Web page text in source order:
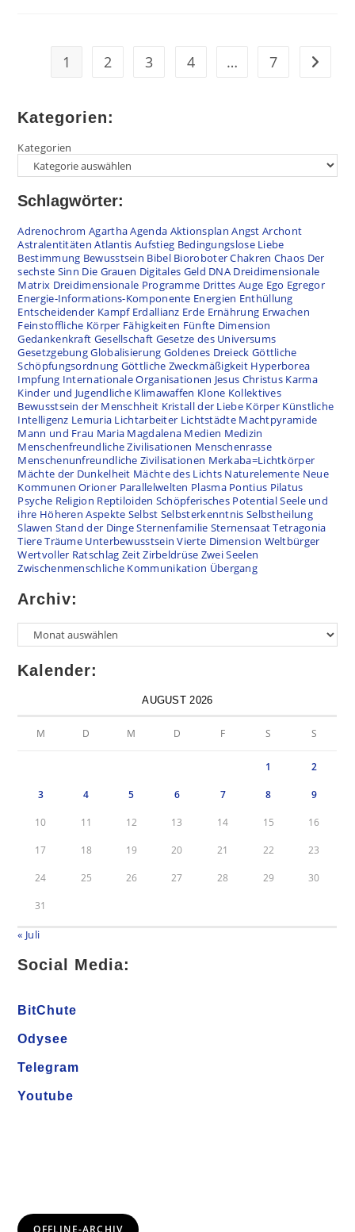
1 2 3 4 … 7 Zur
Kategorien:
Kategorien
Schlagwörter:
Adrenochrom AgarthaAgenda Aktionsplan Angst Archont
Astralentitäten Atlantis Aufstieg Bedingungslose Liebe
Bestimmung Bewusstsein Bibel BioroboterChakren Chaos Der
sechste Sinn Die Grauen Digitales Geld DNA Dreidimensionale
Matrix Dreidimensionale Programme Drittes Auge Ego Egregor
Energie-Informations-Komponente Energien Enthüllung
Entscheidender Kampf Erdallianz Erde Ernährung Erwachen
Feinstoffliche Körper Fähigkeiten Fünfte Dimension
Gedankenkraft Gesellschaft Gesetze des Universums
GesetzgebungGlobalisierung Goldenes Dreieck Göttliche
Schöpfungsordnung Göttliche Zweckmäßigkeit Hyperborea
Impfung Internationale Organisationen Jesus Christus Karma
Kinder und Jugendliche Klimawaffen Klone Kollektives
Bewusstsein der Menschheit Kristall der Liebe Körper Künstliche
Intelligenz Lemuria Lichtarbeiter Lichtstädte Machtpyramide
Mann und Frau Maria Magdalena Medien Medizin
Menschenfreundliche Zivilisationen Menschenrasse
Menschenunfreundliche Zivilisationen Merkaba=Lichtkörper
Mächte der Dunkelheit Mächte des Lichts Naturelemente Neue
Kommunen Orioner Parallelwelten Plasma Pontius Pilatus
Psyche Religion Reptiloiden Schöpferisches PotentialSeele und
ihre Höheren Aspekte Selbst Selbsterkenntnis Selbstheilung
Slawen Stand der DingeSternenfamilie SternensaatTetragonia
TiereTräume Unterbewusstsein Vierte Dimension Weltbürger
Wertvoller Ratschlag ZeitZirbeldrüse Zwei Seelen
Zwischenmenschliche Kommunikation Übergang
Archiv:
Archiv
Kalender:
AUGUST 2026
M D M D F S S
1 2
3 4 5 6 7 8 9
10 11 12 13 14 15 16
17 18 19 20 21 22 23
24 25 26 27 28 29 30
31
« Juli
Social Media:
BitChute
Odysee
Telegram
Youtube
OFFLINE-ARCHIV